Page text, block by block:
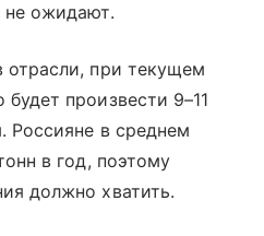
не ожидают.
отрасли, при текущем
произвести 9–11
Россияне в среднем
в год, поэтому
должно хватить.